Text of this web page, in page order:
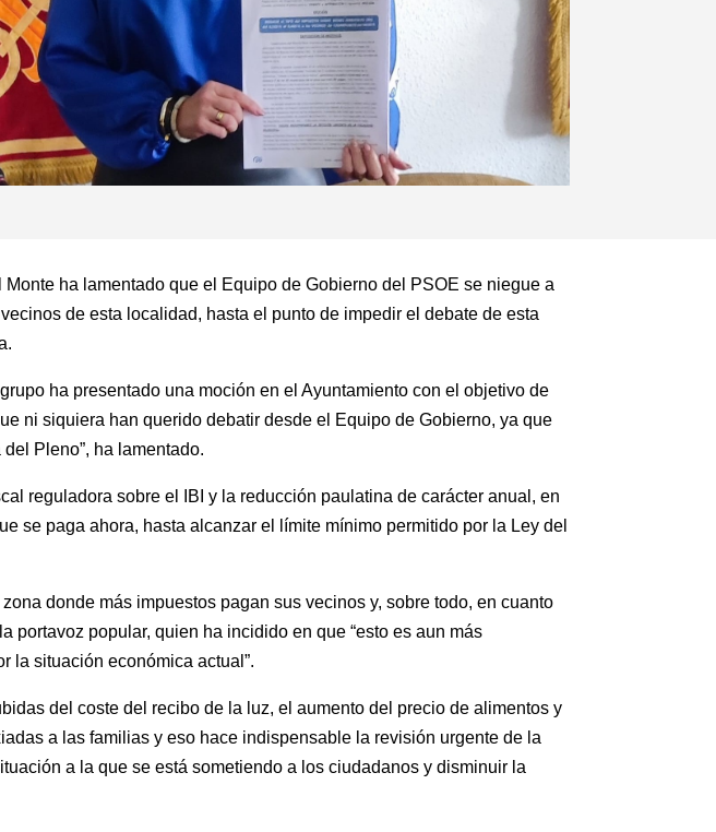
ha lamentado que el Equipo de Gobierno del PSOE se niegue a
de esta localidad, hasta el punto de impedir el debate de esta
ha presentado una moción en el Ayuntamiento con el objetivo de
ni siquiera han querido debatir desde el Equipo de Gobierno, ya que
Pleno”, ha lamentado.
reguladora sobre el IBI y la reducción paulatina de carácter anual, en
se paga ahora, hasta alcanzar el límite mínimo permitido por la Ley del
donde más impuestos pagan sus vecinos y, sobre todo, en cuanto
portavoz popular, quien ha incidido en que “esto es aun más
la situación económica actual”.
del coste del recibo de la luz, el aumento del precio de alimentos y
a las familias y eso hace indispensable la revisión urgente de la
a la que se está sometiendo a los ciudadanos y disminuir la